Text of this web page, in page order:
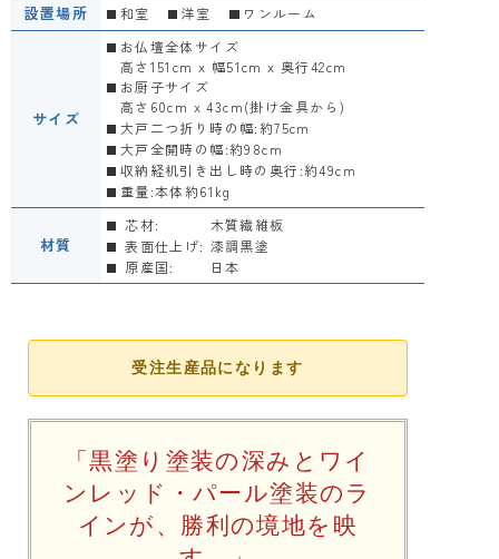
設置場所 和室 洋室 ワンルーム
サイズ
お仏壇全体サイズ
高さ151cm x 幅51cm x 奥行42cm
お厨子サイズ
高さ60cm x 43cm(掛け金具から)
大戸二つ折り時の幅:約75cm
大戸全開時の幅:約98cm
収納経机引き出し時の奥行:約49cm
重量:本体約61kg
材質
芯材:
木質繊維板
表面仕上げ: 漆調黒塗
原産国:
日本
受注生産品になります
「黒塗り塗装の深みとワイ
ンレッド・パール塗装のラ
インが、勝利の境地を映